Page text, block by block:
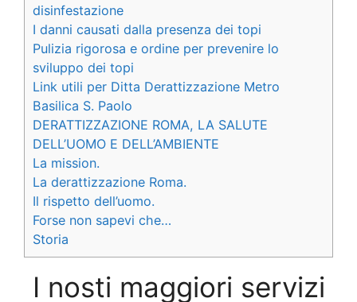
disinfestazione
I danni causati dalla presenza dei topi
Pulizia rigorosa e ordine per prevenire lo
sviluppo dei topi
Link utili per Ditta Derattizzazione Metro
Basilica S. Paolo
DERATTIZZAZIONE ROMA, LA SALUTE
DELL’UOMO E DELL’AMBIENTE
La mission.
La derattizzazione Roma.
Il rispetto dell’uomo.
Forse non sapevi che…
Storia
I nosti maggiori servizi